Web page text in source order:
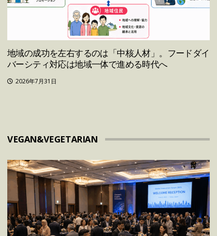
地域の成功を左右するのは「中核人材」。フードダイ
バーシティ対応は地域一体で進める時代へ
2026年7月31日
VEGAN&VEGETARIAN